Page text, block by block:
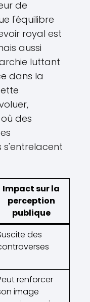
de
l'équilibre
royal est
aussi
luttant
dans la
des
s'entrelacent
Impact sur la
perception
publique
des
renforcer
image